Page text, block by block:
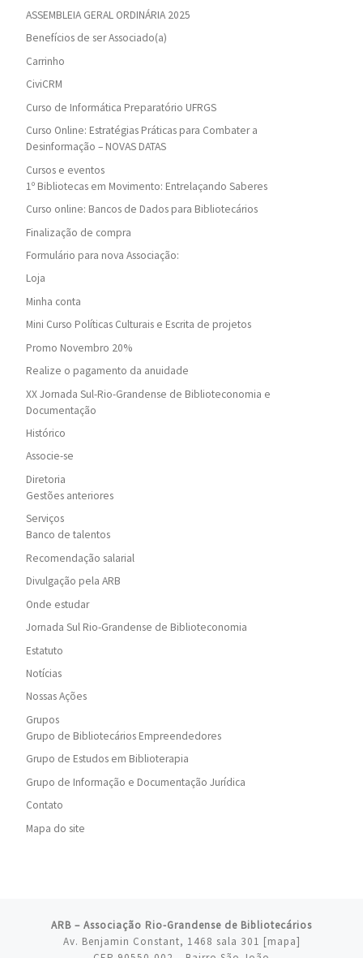
ASSEMBLEIA GERAL ORDINÁRIA 2025
Benefícios de ser Associado(a)
Carrinho
CiviCRM
Curso de Informática Preparatório UFRGS
Curso Online: Estratégias Práticas para Combater a
Desinformação – NOVAS DATAS
Cursos e eventos
1º Bibliotecas em Movimento: Entrelaçando Saberes
Curso online: Bancos de Dados para Bibliotecários
Finalização de compra
Formulário para nova Associação:
Loja
Minha conta
Mini Curso Políticas Culturais e Escrita de projetos
Promo Novembro 20%
Realize o pagamento da anuidade
XX Jornada Sul-Rio-Grandense de Biblioteconomia e
Documentação
Histórico
Associe-se
Diretoria
Gestões anteriores
Serviços
Banco de talentos
Recomendação salarial
Divulgação pela ARB
Onde estudar
Jornada Sul Rio-Grandense de Biblioteconomia
Estatuto
Notícias
Nossas Ações
Grupos
Grupo de Bibliotecários Empreendedores
Grupo de Estudos em Biblioterapia
Grupo de Informação e Documentação Jurídica
Contato
Mapa do site
ARB – Associação Rio-Grandense de Bibliotecários
Av. Benjamin Constant, 1468 sala 301 [mapa]